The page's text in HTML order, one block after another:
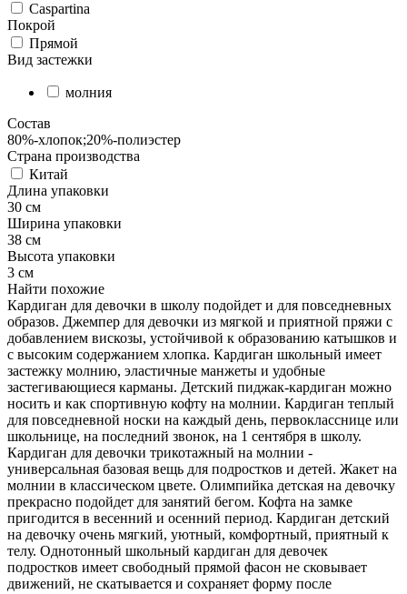
Caspartina
Покрой
Прямой
Вид застежки
молния
Состав
80%-хлопок;20%-полиэстер
Страна производства
Китай
Длина упаковки
30 см
Ширина упаковки
38 см
Высота упаковки
3 см
Найти похожие
Кардиган для девочки в школу подойдет и для повседневных
образов. Джемпер для девочки из мягкой и приятной пряжи с
добавлением вискозы, устойчивой к образованию катышков и
с высоким содержанием хлопка. Кардиган школьный имеет
застежку молнию, эластичные манжеты и удобные
застегивающиеся карманы. Детский пиджак-кардиган можно
носить и как спортивную кофту на молнии. Кардиган теплый
для повседневной носки на каждый день, первокласснице или
школьнице, на последний звонок, на 1 сентября в школу.
Кардиган для девочки трикотажный на молнии -
универсальная базовая вещь для подростков и детей. Жакет на
молнии в классическом цвете. Олимпийка детская на девочку
прекрасно подойдет для занятий бегом. Кофта на замке
пригодится в весенний и осенний период. Кардиган детский
на девочку очень мягкий, уютный, комфортный, приятный к
телу. Однотонный школьный кардиган для девочек
подростков имеет свободный прямой фасон не сковывает
движений, не скатывается и сохраняет форму после